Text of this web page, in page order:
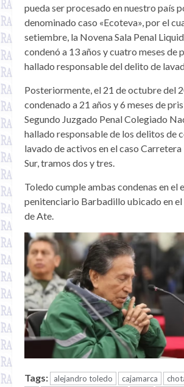
pueda ser procesado en nuestro país
denominado caso «Ecoteva», por el
setiembre, la Novena Sala Penal
condenó a 13 años y cuatro meses de
hallado responsable del delito de
Posteriormente, el 21 de octubre del
condenado a 21 años y 6 meses de
Segundo Juzgado Penal Colegiado
hallado responsable de los delitos de
lavado de activos en el caso
Sur, tramos dos y tres.
Toledo cumple ambas condenas en el
penitenciario Barbadillo ubicado en
de Ate.
Tags: alejandro toledo cajamarca